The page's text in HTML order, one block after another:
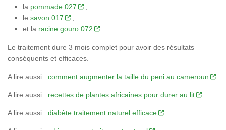
la pommade 027
;
le savon 017
;
et la racine gouro 072
Le traitement dure 3 mois complet pour avoir des résultats
conséquents et efficaces.
A lire aussi : comment augmenter la taille du peni au cameroun
A lire aussi : recettes de plantes africaines pour durer au lit
A lire aussi : diabète traitement naturel efficace